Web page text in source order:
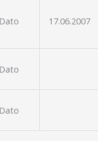
Dato 17.06.2007
Dato
Dato